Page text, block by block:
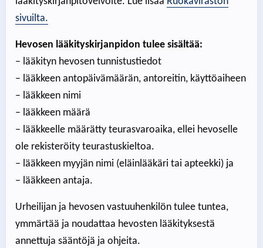
sivuilta.
Hevosen lääkityskirjanpidon tulee sisältää:
– lääkityn hevosen tunnistustiedot
– lääkkeen antopäivämäärän, antoreitin, käyttöaiheen
– lääkkeen nimi
– lääkkeen määrä
– lääkkeelle määrätty teurasvaroaika, ellei hevoselle
ole rekisteröity teurastuskieltoa.
– lääkkeen myyjän nimi (eläinlääkäri tai apteekki) ja
– lääkkeen antaja.
Urheilijan ja hevosen vastuuhenkilön tulee tuntea,
ymmärtää ja noudattaa hevosten lääkityksestä
annettuja sääntöjä ja ohjeita.